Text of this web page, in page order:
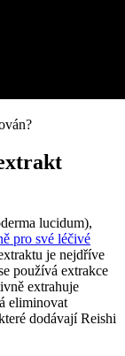
lucidum),
pro své léčivé
je nejdříve
používá extrakce
extrahuje
eliminovat
dodávají Reishi